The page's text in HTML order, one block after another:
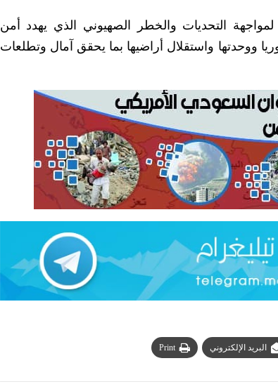
التحديات والخطر الصهيوني الذي يهدد أمن
ووحدتها واستقلال أراضيها بما يحقق آمال وتطلعات
البريد الإلكتروني Print